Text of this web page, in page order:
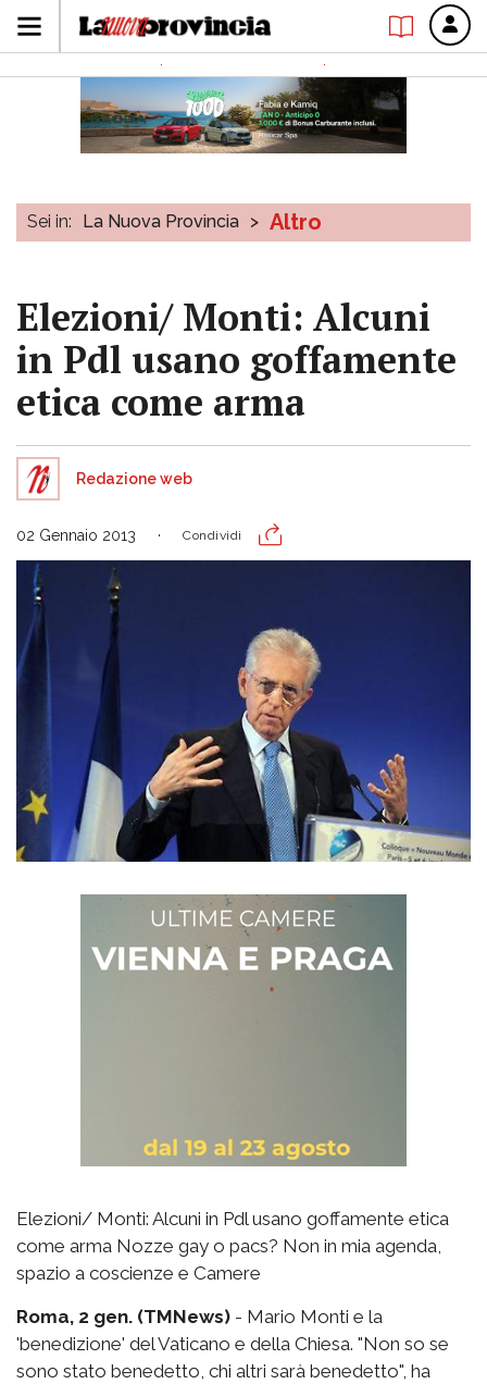
Sei in: La Nuova Provincia > Altro
Elezioni/ Monti: Alcuni
in Pdl usano goffamente
etica come arma
Redazione web
02 Gennaio 2013 Condividi
Elezioni/ Monti: Alcuni in Pdl usano goffamente etica
come arma Nozze gay o pacs? Non in mia agenda,
spazio a coscienze e Camere
Roma, 2 gen. (TMNews) - Mario Monti e la
'benedizione' del Vaticano e della Chiesa. "Non so se
sono stato benedetto, chi altri sarà benedetto", ha